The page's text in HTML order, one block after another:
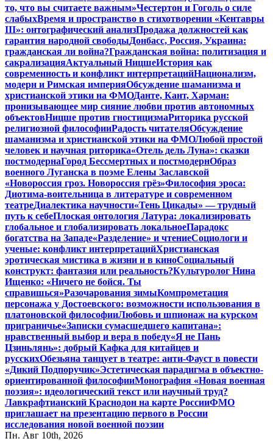
то, что вы считаете важным»Честертон и Гоголь о силе
слабыхВремя и пространство в стихотворении «Кентавры
III»: онтографический анализПродажа должностей как
гарантия народной свободыДонбасс, Россия, Украина:
гражданская ли война?Гражданская война: политизация и
сакрализацияАктуальный НицшеИстория как
современность и конфликт интерпретацийНационализм,
модерн и Римская империяОбсуждение шаманизма и
христианской этики на ФМОДанте, Кант, Харман:
пронизывающее мир сияние любви против автономных
объектовНицше против гностицизмаРиторика русской
религиозной философииРадость читателяОбсуждение
шаманизма и христианской этики на ФМОЛюбой простой
человек и научная риторика«Отель дель Луна»: сказки
постмодернаГород Бессмертных и постмодернОбраз
военного Луганска в поэме Елены Заславской
«Новороссия гроз. Новороссия грёз»Философия эроса:
Диотима-воительница в литературе и современном
театреДиалектика научности«Тень Цикады» — трудный
путь к себеПлоская онтология Латура: локализировать
глобальное и глобализировать локальноеПарадокс
богатства на Западе«Разделение» и чтениеСоциологи и
ученые: конфликт интерпретацийХристианская
эротическая мистика в жизни и в киноСоциальный
конструкт: фантазия или реальность?Культуролог Нина
Ищенко: «Ничего не бойся. Ты
справишься»Разочарования зимыКомпрометация
персонажа у Достоевского: возможности использования в
платоновской философииЛюбовь и шпионаж на курском
приграничье«Записки сумасшедшего капитана»:
нравственный выбор и вера в победу«Я не Пань
Цзиньлянь»: добрый Кафка для китайцев и
русскихОбезьяна танцует в театре: анти-Фауст в повести
«Дикий Подпоручик»Эстетическая парадигма в объектно-
ориентированной философииМонография «Новая военная
поэзия»: идеологический текст или научный труд?
Лавкрафтианский Краснодон на карте РоссииФМО
приглашает на презентацию первого в России
исследования новой военной поэзии
Пн. Авг 10th, 2026